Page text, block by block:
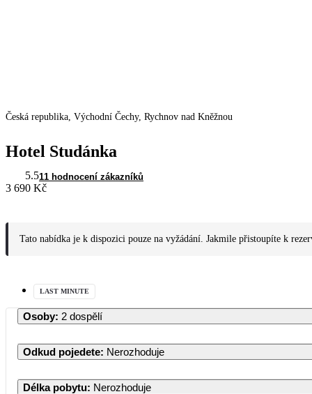
Česká republika, Východní Čechy, Rychnov nad Kněžnou
Hotel Studánka
5.511 hodnocení zákazníků
3 690 Kč
Tato nabídka je k dispozici pouze na vyžádání. Jakmile přistoupíte k
LAST MINUTE
Osoby: 2 dospělí
Odkud pojedete: Nerozhoduje
Délka pobytu: Nerozhoduje